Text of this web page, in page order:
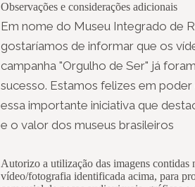
Observações e considerações adicionais
Em nome do Museu Integrado de
gostaríamos de informar que os
campanha "Orgulho de Ser" já
sucesso. Estamos felizes em
essa importante iniciativa que
e o valor dos museus brasileiros
Autorizo a utilização das imagens contidas
vídeo/fotografia identificada acima, para